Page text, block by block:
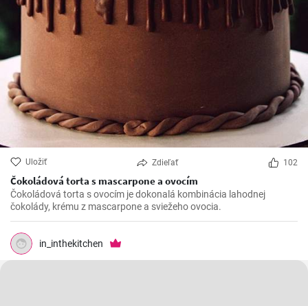
Uložiť Zdieľať 102
Čokoládová torta s mascarpone a ovocím
Čokoládová torta s ovocím je dokonalá kombinácia lahodnej
čokolády, krému z mascarpone a sviežeho ovocia.
in_inthekitchen